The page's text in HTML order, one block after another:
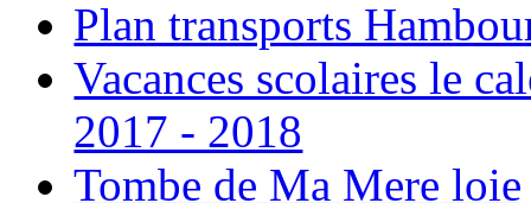
Plan transports
Vacances scolaires le
2017 - 2018
Tombe de Ma Mere loie